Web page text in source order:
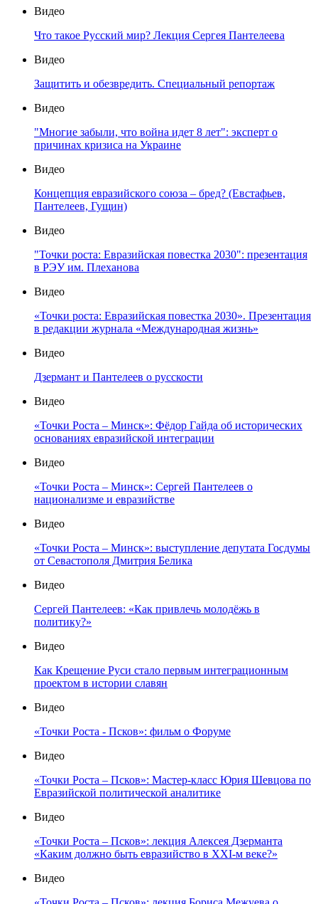
Видео
Что такое Русский мир? Лекция Сергея Пантелеева
Видео
Защитить и обезвредить. Специальный репортаж
Видео
"Многие забыли, что война идет 8 лет": эксперт о
причинах кризиса на Украине
Видео
Концепция евразийского союза – бред? (Евстафьев,
Пантелеев, Гущин)
Видео
"Точки роста: Евразийская повестка 2030": презентация
в РЭУ им. Плеханова
Видео
«Точки роста: Евразийская повестка 2030». Презентация
в редакции журнала «Международная жизнь»
Видео
Дзермант и Пантелеев о русскости
Видео
«Точки Роста – Минск»: Фёдор Гайда об исторических
основаниях евразийской интеграции
Видео
«Точки Роста – Минск»: Сергей Пантелеев о
национализме и евразийстве
Видео
«Точки Роста – Минск»: выступление депутата Госдумы
от Севастополя Дмитрия Белика
Видео
Сергей Пантелеев: «Как привлечь молодёжь в
политику?»
Видео
Как Крещение Руси стало первым интеграционным
проектом в истории славян
Видео
«Точки Роста - Псков»: фильм о Форуме
Видео
«Точки Роста – Псков»: Мастер-класс Юрия Шевцова по
Евразийской политической аналитике
Видео
«Точки Роста – Псков»: лекция Алексея Дзерманта
«Каким должно быть евразийство в XXI-м веке?»
Видео